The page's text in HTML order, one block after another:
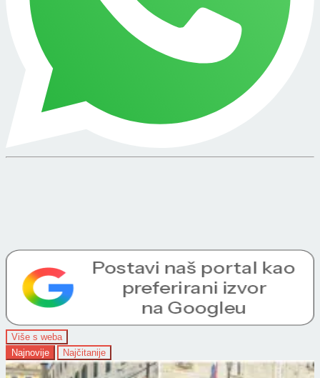
Više s weba
Najnovije
Najčitanije